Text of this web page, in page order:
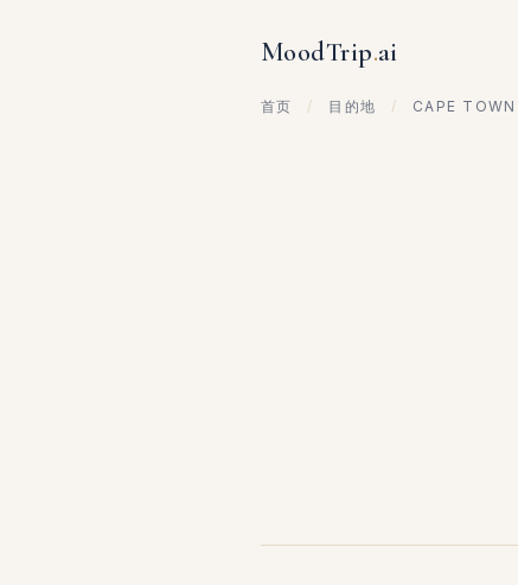
MoodTrip.ai
首页 / 目的地 / CAPE TOWN